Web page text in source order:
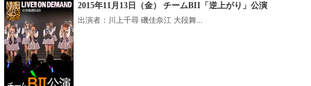
2015年11月13日（金） チームBII「逆上がり」公演
出演者：川上千尋 磯佳奈江 大段舞...